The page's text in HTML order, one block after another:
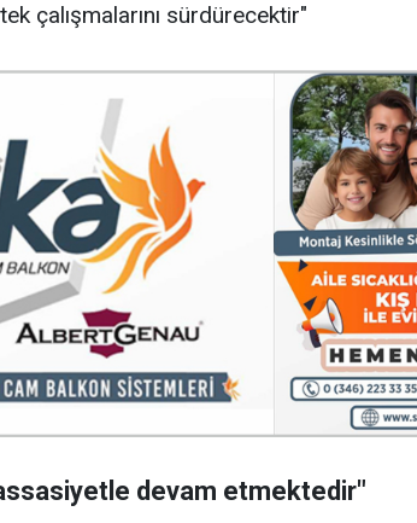
çalışmalarını sürdürecektir"
devam etmektedir"